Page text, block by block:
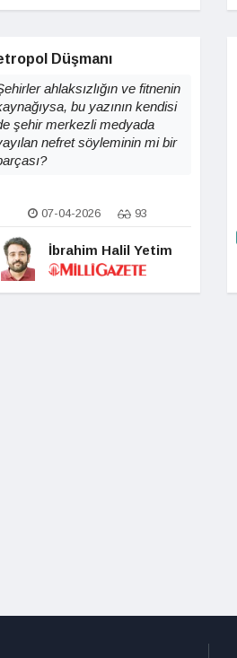
Düşmanı
ahlaksızlığın ve fitnenin
bu yazının kendisi
şehir merkezli medyada
nefret söyleminin mi bir
07-04-2026 93
İbrahim Halil Yetim